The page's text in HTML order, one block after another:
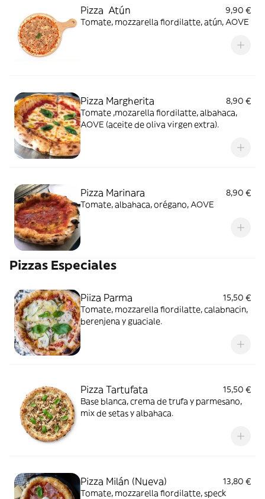
Pizza Atún
9,90 €
Tomate, mozzarella fiordilatte, atún, AOVE
Pizza Margherita
8,90 €
Tomate ,mozarella fiordilatte, albahaca,
AOVE (aceite de oliva virgen extra).
Pizza Marinara
8,90 €
Tomate, albahaca, orégano, AOVE
Pizzas Especiales
Piiza Parma
15,50 €
Tomate, mozzarella fiordilatte, calabnacin,
berenjena y guaciale.
Pizza Tartufata
15,50 €
Base blanca, crema de trufa y parmesano,
mix de setas y albahaca.
Pizza Milán (Nueva)
13,80 €
Tomate, mozzarella fiordilatte, speck